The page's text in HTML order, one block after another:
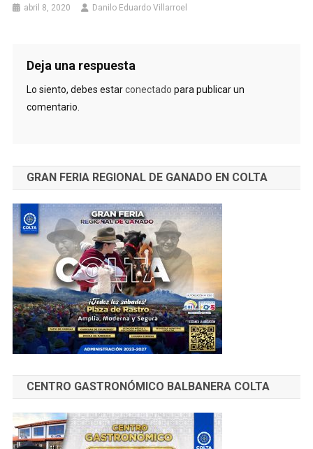
abril 8, 2020 Danilo Eduardo Villarroel
Deja una respuesta
Lo siento, debes estarconectado para publicar un
comentario.
GRAN FERIA REGIONAL DE GANADO EN COLTA
CENTRO GASTRONÓMICO BALBANERA COLTA